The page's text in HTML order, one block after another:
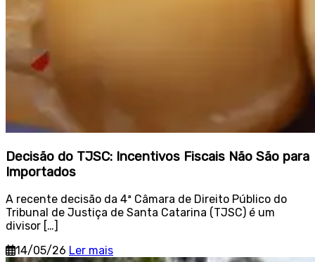
Decisão do TJSC: Incentivos Fiscais Não São para
Importados
A recente decisão da 4ª Câmara de Direito Público do
Tribunal de Justiça de Santa Catarina (TJSC) é um
divisor […]
14/05/26 Ler mais